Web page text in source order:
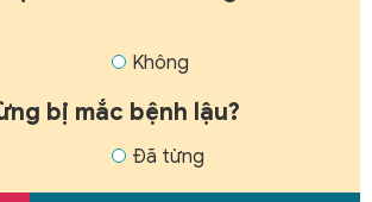
Không
bị mắc bệnh lậu?
Đã từng